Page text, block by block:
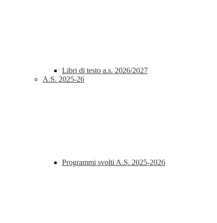
Libri di testo a.s. 2026/2027
A.S. 2025-26
Programmi svolti A.S. 2025-2026